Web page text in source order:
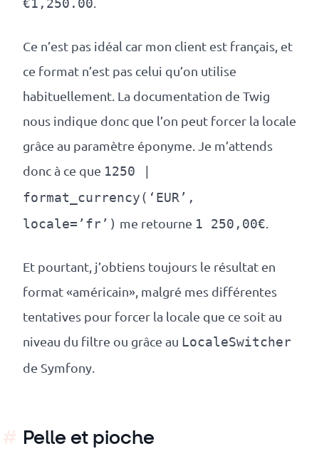
€1,250.00
Ce n’est pas idéal car mon client est français, et
ce format n’est pas celui qu’on utilise
habituellement. La documentation de Twig
nous indique donc que l’on peut forcer la locale
grâce au paramètre éponyme. Je m’attends
donc à ce que 1250 |
format_currency(‘EUR’,
locale=’fr’) me retourne 1 250,00€
Et pourtant, j’obtiens toujours le résultat en
format «américain», malgré mes différentes
tentatives pour forcer la locale que ce soit au
niveau du filtre ou grâce au LocaleSwitcher
de Symfony.
Pelle et pioche